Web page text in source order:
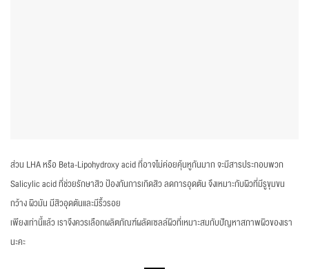
ส่วน LHA หรือ Beta-Lipohydroxy acid ที่อาจไม่ค่อยคุ้นหูกันมาก จะมีสารประกอบพวก
Salicylic acid ที่ช่วยรักษาสิว ป้องกันการเกิดสิว ลดการอุดตัน จึงเหมาะกับผิวที่มีรูขุมขน
กว้าง ผิวมัน มีสิวอุดตันและมีริ้วรอย
เพียงเท่านี้แล้ว เราจึงควรเลือกผลิตภัณฑ์ผลัดเซลล์ผิวที่เหมาะสมกับปัญหาสภาพผิวของเรา
นะคะ